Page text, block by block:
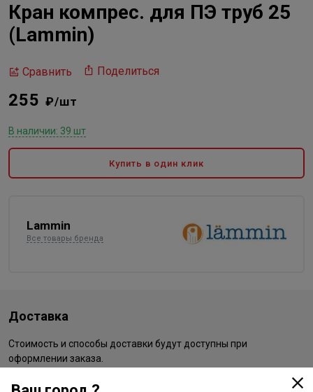
Кран компрес. для ПЭ труб 25
(Lammin)
Сравнить Поделиться
255 ₽/шт
В наличии: 39 шт
Купить в один клик
Lammin
Все товары бренда
Доставка
Стоимость и способы доставки будут доступны при
оформлении заказа.